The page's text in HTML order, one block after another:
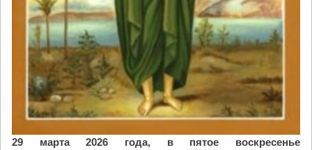
29 марта 2026 года, в пятое воскресенье